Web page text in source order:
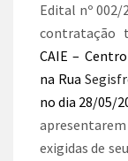
Edital nº 002/
contratação
CAIE –
na Rua
no dia 28/05/
exigidas de